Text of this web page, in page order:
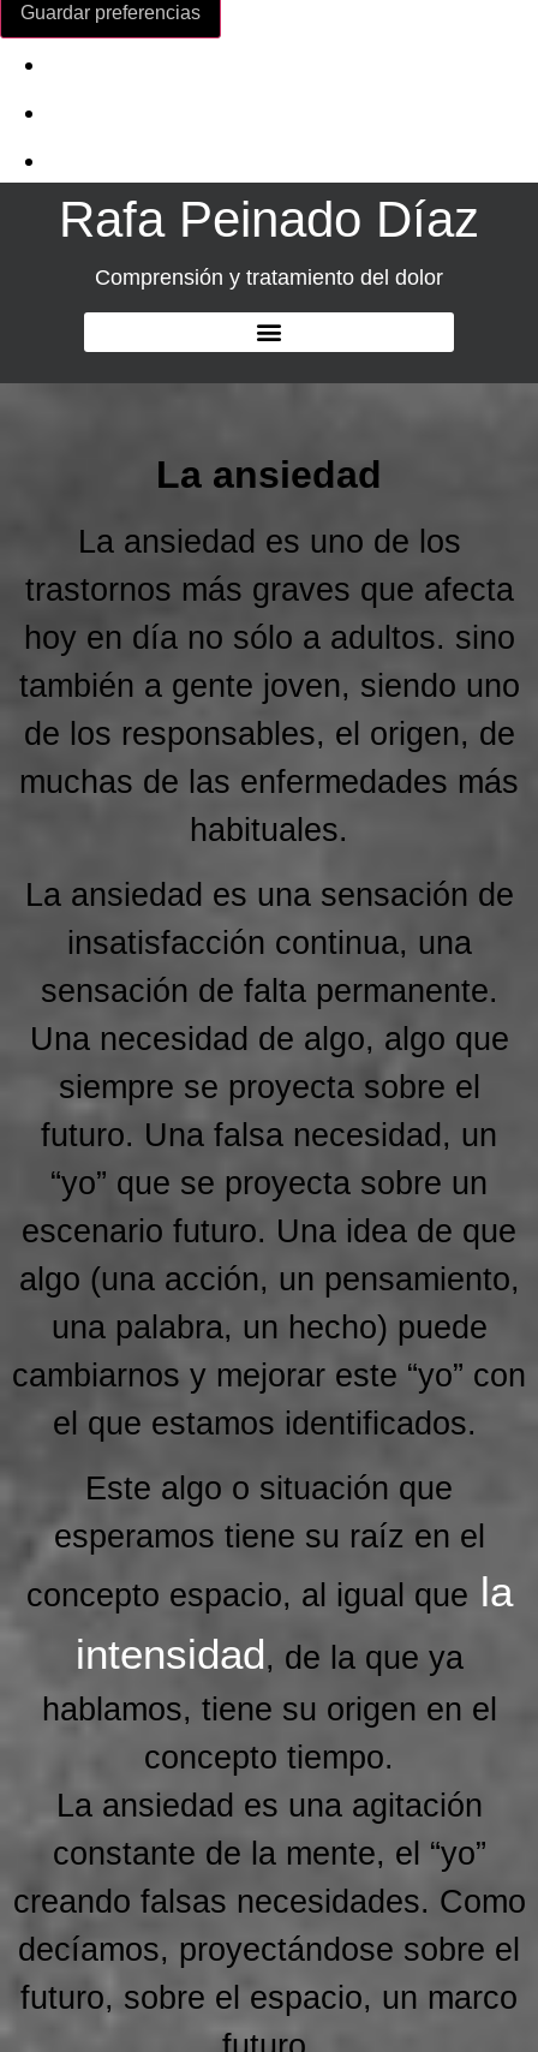
Guardar preferencias
Rafa Peinado Díaz
Comprensión y tratamiento del dolor
La ansiedad
La ansiedad es uno de los
trastornos más graves que afecta
hoy en díano sólo a adultos. sino
también a gente joven, siendo uno
de los responsables, el origen, de
muchas de las enfermedades más
habituales.
La ansiedad es una sensación de
insatisfacción continua, una
sensación de falta permanente.
Una necesidad de algo, algo que
siempre se proyecta sobre el
futuro. Una falsa necesidad, un
“yo” que se proyecta sobre un
escenario futuro. Una idea de que
algo (una acción, un pensamiento,
una palabra, un hecho) puede
cambiarnos y mejorar este “yo” con
el que estamos identificados.
Este algo o situación que
esperamos tiene su raíz en el
concepto espacio, al igual que la
intensidad, de la que ya
hablamos, tiene su origen en el
concepto tiempo.
La ansiedad es una agitación
constante de la mente, el “yo”
creando falsas necesidades. Como
decíamos, proyectándose sobre el
futuro, sobre el espacio, un marco